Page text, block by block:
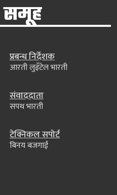
समूह
प्रबन्ध निर्देशक
आरती लुइँटेल भारती
संवाददाता
सपथ भारती
टेक्निकल सपोर्ट
बिनय बजगाईं